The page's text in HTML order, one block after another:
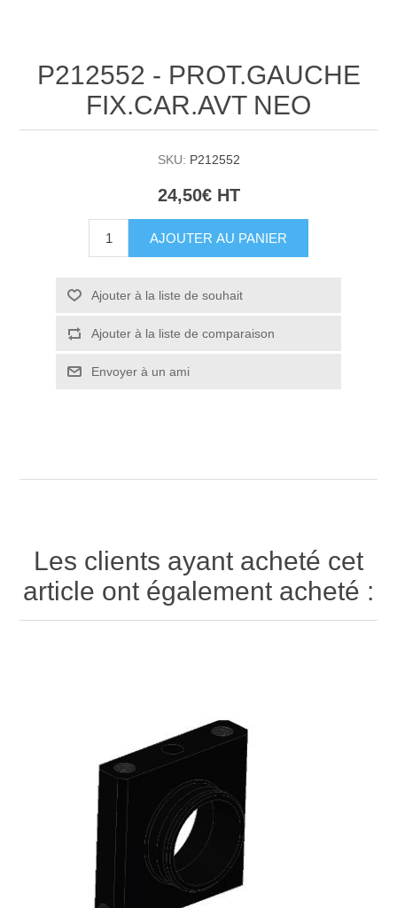
P212552 - PROT.GAUCHE
FIX.CAR.AVT NEO
SKU: P212552
24,50€ HT
AJOUTER AU PANIER
Ajouter à la liste de souhait
Ajouter à la liste de comparaison
Envoyer à un ami
Les clients ayant acheté cet
article ont également acheté :